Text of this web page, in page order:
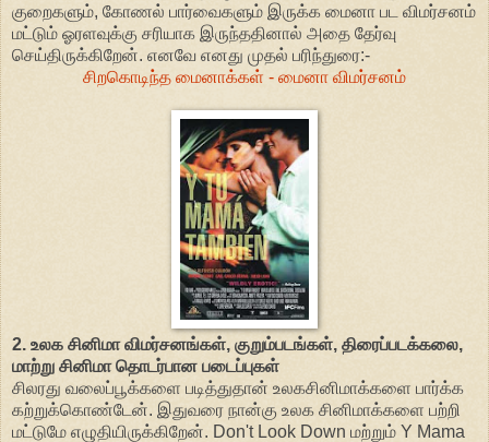
குறைகளும், கோணல் பார்வைகளும் இருக்க மைனா பட விமர்சனம்
மட்டும் ஓரளவுக்கு சரியாக இருந்ததினால் அதை தேர்வு
செய்திருக்கிறேன். எனவே எனது முதல் பரிந்துரை:-
சிறகொடிந்த மைனாக்கள் - மைனா விமர்சனம்
2. உலக சினிமா விமர்சனங்கள், குறும்படங்கள், திரைப்படக்கலை,
மாற்று சினிமா தொடர்பான படைப்புகள்
சிலரது வலைப்பூக்களை படித்துதான் உலகசினிமாக்களை பார்க்க
கற்றுக்கொண்டேன். இதுவரை நான்கு உலக சினிமாக்களை பற்றி
மட்டுமே எழுதியிருக்கிறேன். Don't Look Down மற்றும் Y Mama